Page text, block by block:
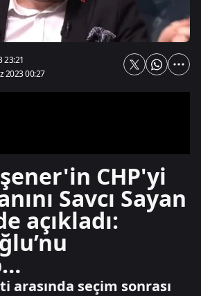
23:21
2023 00:27
CHP'yi
Savcı Sayan
açıkladı:
arasında seçim sonrası